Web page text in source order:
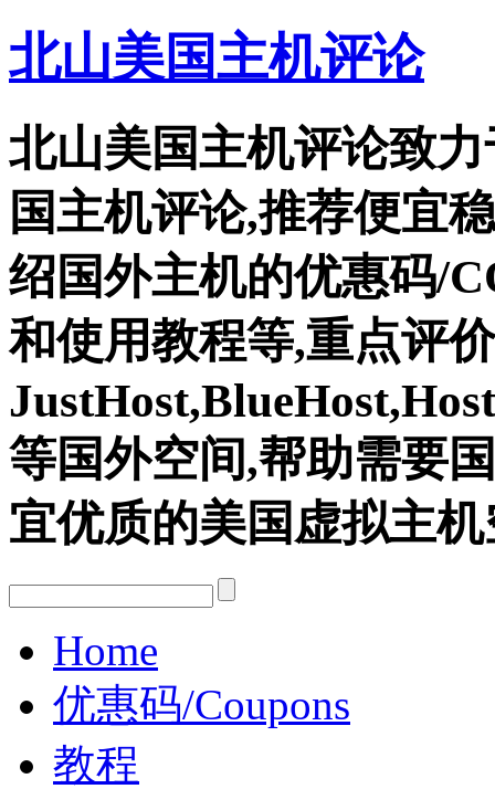
北山美国主机评论
北山美国主机评论致
国主机评论,推荐便宜
绍国外主机的优惠码/
和使用教程等,重点评价
等国外空间,帮助需要
宜优质的美国虚拟主
Home
优惠码/Coupons
教程